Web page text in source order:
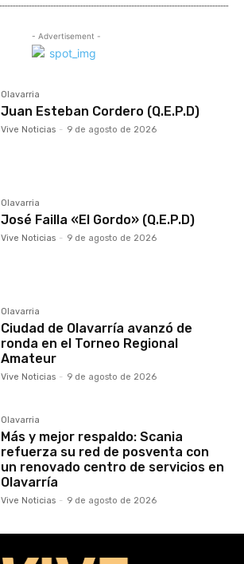
- Advertisement -
Olavarria
Juan Esteban Cordero (Q.E.P.D)
Vive Noticias - 9 de agosto de 2026
Olavarria
José Failla «El Gordo» (Q.E.P.D)
Vive Noticias - 9 de agosto de 2026
Olavarria
Ciudad de Olavarría avanzó de
ronda en el Torneo Regional
Amateur
Vive Noticias - 9 de agosto de 2026
Olavarria
Más y mejor respaldo: Scania
refuerza su red de posventa con
un renovado centro de servicios en
Olavarría
Vive Noticias - 9 de agosto de 2026